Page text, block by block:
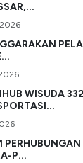
WISUDA
P...